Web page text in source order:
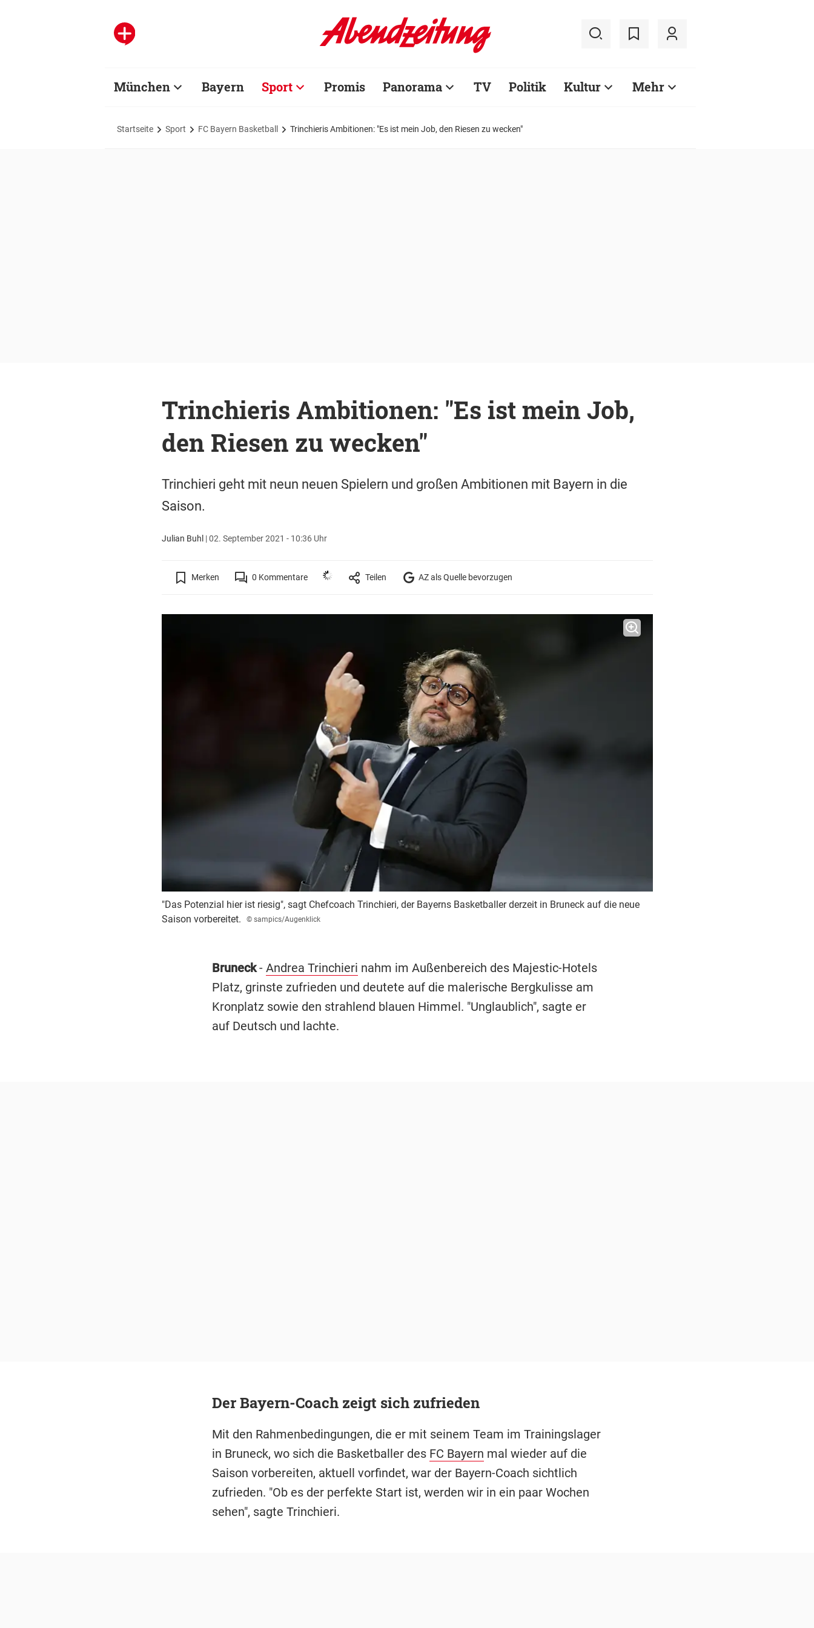
München Bayern Sport Promis Panorama TV Politik Kultur Mehr
Startseite Sport FC Bayern Basketball Trinchieris Ambitionen: "Es ist mein Job, den Riesen zu wecken"
Trinchieris Ambitionen: "Es ist mein Job,
den Riesen zu wecken"
Trinchieri geht mit neun neuen Spielern und großen Ambitionen mit Bayern in die
Saison.
Julian Buhl |02. September 2021 - 10:36 Uhr
Merken 0 Kommentare Teilen AZ als Quelle bevorzugen
"Das Potenzial hier ist riesig", sagt Chefcoach Trinchieri, der Bayerns Basketballer derzeit in Bruneck auf die neue
Saison vorbereitet.
© sampics/Augenklick
Bruneck- Andrea Trinchieri nahm im Außenbereich des Majestic-Hotels
Platz, grinste zufrieden und deutete auf die malerische Bergkulisse am
Kronplatz sowie den strahlend blauen Himmel. "Unglaublich", sagte er
auf Deutsch und lachte.
Der Bayern-Coach zeigt sich zufrieden
Mit den Rahmenbedingungen, die er mit seinem Team im Trainingslager
in Bruneck, wo sich die Basketballer des FC Bayern mal wieder auf die
Saison vorbereiten, aktuell vorfindet, war der Bayern-Coach sichtlich
zufrieden. "Ob es der perfekte Start ist, werden wir in ein paar Wochen
sehen", sagte Trinchieri.